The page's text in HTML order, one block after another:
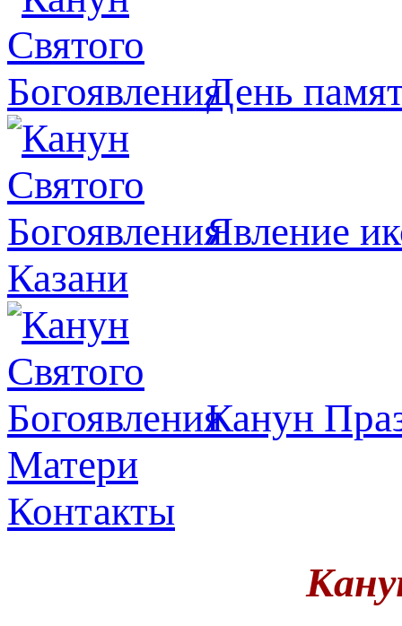
День
Явлeние
Казани
Канун
Матери
Контакты